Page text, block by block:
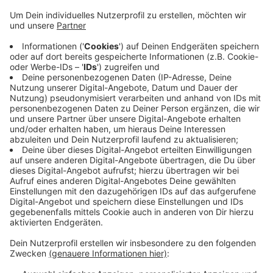
Anzeige
Ziel ist eine möglichst natürliche Geburt in sicherer
Krankenhausumgebung, heißt es. Der neue Bereich
wird demnach eigenverantwortlich von einem
erfahrenen Hebammenteam betreut. Im Mittelpunkt
stehen eine interventionsarme Geburt, eine
kontinuierliche 1-zu-1-Begleitung und die Förderung
natürlicher Geburtsverläufe. Gleichzeitig bleibe das
ärztliche Team des Kreißsaals jederzeit erreichbar,
falls medizinische Unterstützung nötig wird.
Anzeige